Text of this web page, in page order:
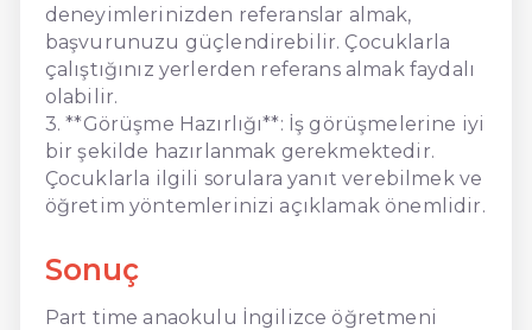
deneyimlerinizden referanslar almak,
başvurunuzu güçlendirebilir. Çocuklarla
çalıştığınız yerlerden referans almak faydalı
olabilir.
3. **Görüşme Hazırlığı**: İş görüşmelerine iyi
bir şekilde hazırlanmak gerekmektedir.
Çocuklarla ilgili sorulara yanıt verebilmek ve
öğretim yöntemlerinizi açıklamak önemlidir.
Sonuç
Part time anaokulu İngilizce öğretmeni